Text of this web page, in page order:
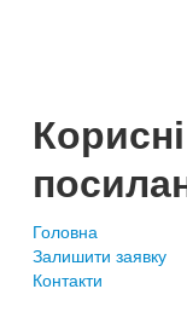
Корисні
Головна
Залишити заявку
Контакти